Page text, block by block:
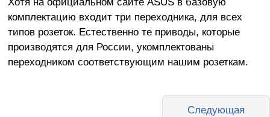
комплектацию входит три переходника, для всех
типов розеток. Естественно те приводы, которые
производятся для России, укомплектованы
переходником соответствующим нашим розеткам.
Следующая